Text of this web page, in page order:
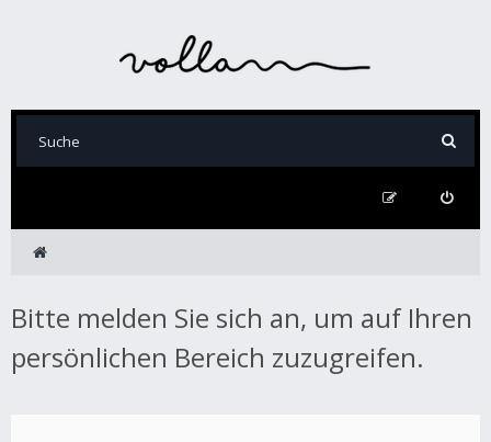
Bitte melden Sie sich an, um auf Ihren
persönlichen Bereich zuzugreifen.